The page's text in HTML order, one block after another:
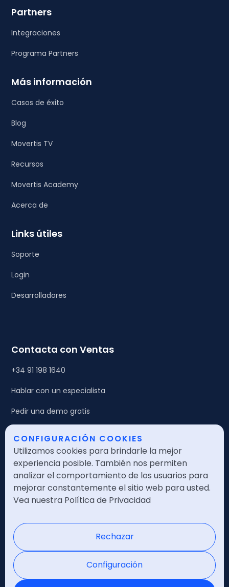
Partners
Integraciones
Programa Partners
Más información
Casos de éxito
Blog
Movertis TV
Recursos
Movertis Academy
Acerca de
Links útiles
Soporte
Login
Desarrolladores
Contacta con Ventas
+34 91 198 1640
Hablar con un especialista
Pedir una demo gratis
Legales
Política de calidad
Política de seguridad
Política de privacidad
Nota legal
Certificaciones
CONFIGURACIÓN COOKIES
Utilizamos cookies para brindarle la mejor
experiencia posible. También nos permiten
analizar el comportamiento de los usuarios para
mejorar constantemente el sitio web para usted.
Vea nuestra Política de Privacidad
Rechazar
Configuración